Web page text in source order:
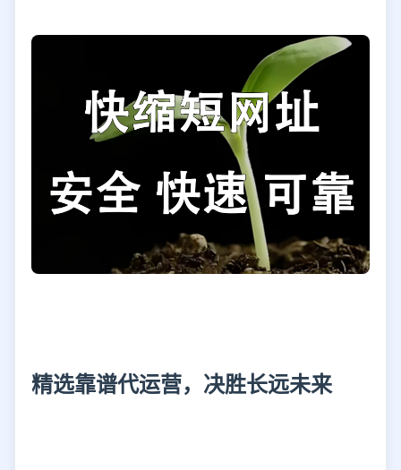
精选靠谱代运营，决胜长远未来